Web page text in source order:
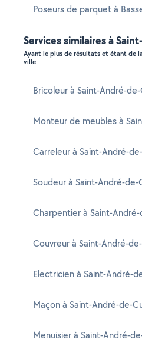
Poseurs de parquet à
Services similaires à
Ayant le plus de résultats et étant de
ville
Bricoleur à Saint-André-
Monteur de meubles à
Carreleur à Saint-André-
Soudeur à Saint-André-de-
Charpentier à Saint-
Couvreur à Saint-André-
Electricien à Saint-André-
Maçon à Saint-André-de-
Menuisier à Saint-André-